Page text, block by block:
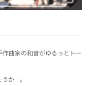
曲家の和音がゆるっとトー
か…。